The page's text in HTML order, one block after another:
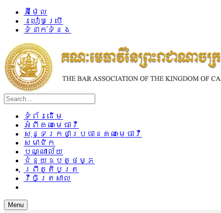
អ៊ីម៉ែល
របៀបប្រើ
ទំនាក់ទំនង
ទំព័រដើម
អំពីគណៈមេធាវី
សុន្ទរកថាប្រធានគណៈមេធាវី
សមាជិក
បណ្ណាល័យ
ជំនួយឧបត្ថម្ភ
ព្រឹត្តិបត្រ
វិចិត្រសាល
Menu